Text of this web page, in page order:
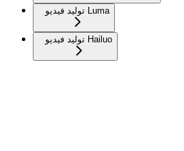
توليد فيديو Luma
توليد فيديو Hailuo